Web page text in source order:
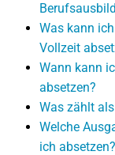
Was kann
Vollzeit
Wann kann
absetzen?
Was zählt
Welche
ich absetzen?